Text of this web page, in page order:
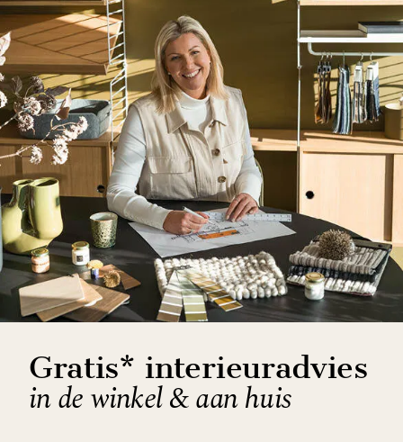
Gratis* interieuradvies
in de winkel & aan huis